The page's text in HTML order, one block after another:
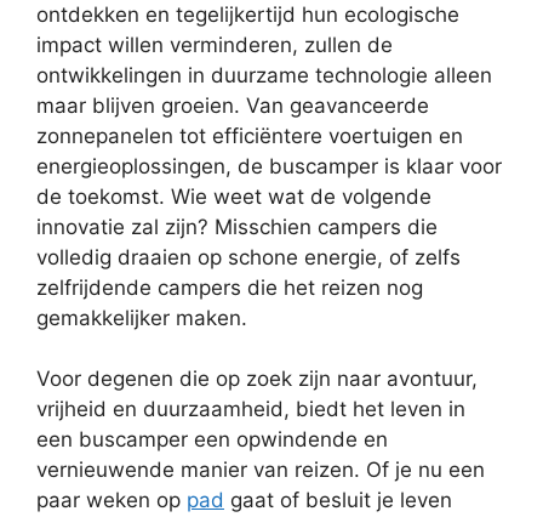
ontdekken en tegelijkertijd hun ecologische
impact willen verminderen, zullen de
ontwikkelingen in duurzame technologie alleen
maar blijven groeien. Van geavanceerde
zonnepanelen tot efficiëntere voertuigen en
energieoplossingen, de buscamper is klaar voor
de toekomst. Wie weet wat de volgende
innovatie zal zijn? Misschien campers die
volledig draaien op schone energie, of zelfs
zelfrijdende campers die het reizen nog
gemakkelijker maken.
Voor degenen die op zoek zijn naar avontuur,
vrijheid en duurzaamheid, biedt het leven in
een buscamper een opwindende en
vernieuwende manier van reizen. Of je nu een
paar weken op pad gaat of besluit je leven